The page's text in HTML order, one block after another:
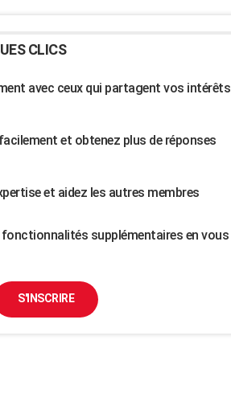
CLICS
avec ceux qui partagent vos intérêts
et obtenez plus de réponses
et aidez les autres membres
supplémentaires en vous
S'INSCRIRE